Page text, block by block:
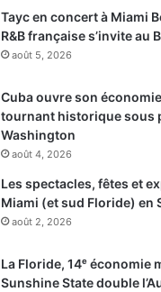
Tayc en concert à Miami
R&B française s’invite au
août 5, 2026
Cuba ouvre son
tournant historique sous
Washington
août 4, 2026
Les spectacles, fêtes et
Miami (et sud Floride) en
août 2, 2026
La Floride, 14ᵉ économie
Sunshine State double